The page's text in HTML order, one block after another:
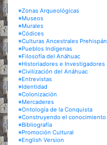
※Zonas Arqueológicas
※Museos
※Murales
※Códices
※Culturas Ancestrales
※Pueblos Indígenas
※Filosofía del Anáhuac
※Historiadores e Investigadores
※Civilización del Anáhuac
※Entrevistas
※Identidad
※Colonización
※Mercaderes
※Ontología de la Conquista
※Construyendo el conocimiento
※Bibliografía
※Promoción Cultural
※English Version